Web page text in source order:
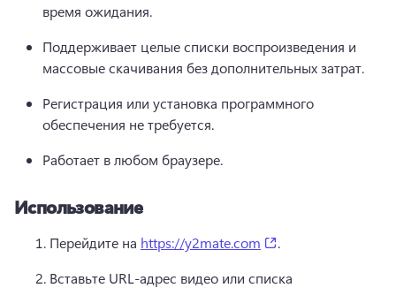
время ожидания.
Поддерживает целые списки воспроизведения и
массовые скачивания без дополнительных затрат.
Регистрация или установка программного
обеспечения не требуется.
Работает в любом браузере.
Использование
Перейдите на https://y2mate.com
.
Вставьте URL-адрес видео или списка